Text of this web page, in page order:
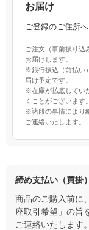
お届け
ご登録のご住所
ご注文（事前振り込
お届けします。
※銀行振込（前払い
届け予定です。
※在庫が払底してい
くことがございます。
※諸般の事情により
ご連絡いたします。
締め支払い（買掛
商品のご購入前に
座取引希望」の旨
ご連絡いたします。